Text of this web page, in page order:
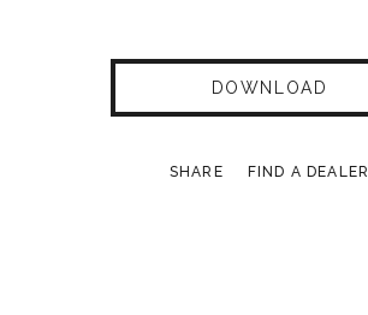
DOWNLOAD
SHARE FIND A DEALER